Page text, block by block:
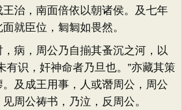
治，南面倍依以朝诸侯。及七年
就臣位，匔匔如畏然。
，周公乃自揃其蚤沉之河，以
有识，奸神命者乃旦也。”亦藏其策
及成王用事，人或谮周公，周公
周公祷书，乃泣，反周公。